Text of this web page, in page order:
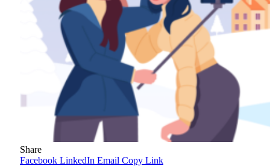
Share
Facebook LinkedIn Email Copy Link